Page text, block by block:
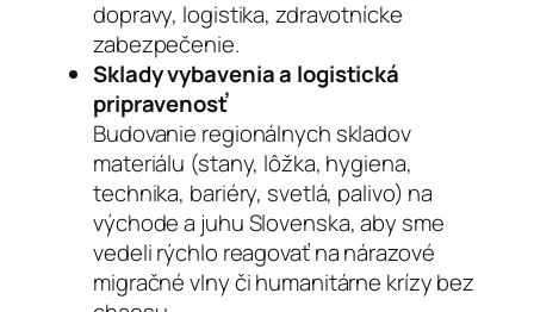
dopravy, logistika, zdravotnícke
zabezpečenie.
Sklady vybavenia a logistická
pripravenosť
Budovanie regionálnych skladov
materiálu (stany, lôžka, hygiena,
technika, bariéry, svetlá, palivo) na
východe a juhu Slovenska, aby sme
vedeli rýchlo reagovať na nárazové
migračné vlny či humanitárne krízy bez